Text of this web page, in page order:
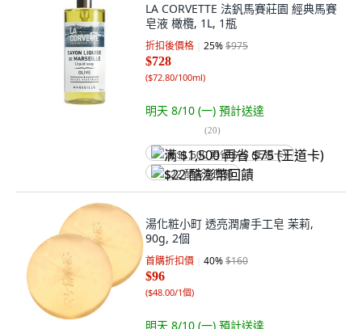
LA CORVETTE 法釩馬賽莊園 經典馬賽
皂液 橄欖, 1L, 1瓶
折扣後價格 25%$975
$728
($72.80/100ml)
明天 8/10 (一) 預計送達
(20)
满 $1,500 再省 $75 (王道卡)
$22 酷澎幣回饋
湯化粧小町 透亮潤膚手工皂 茉莉,
90g, 2個
首購折扣價 40%$160
$96
($48.00/1個)
明天 8/10 (一) 預計送達